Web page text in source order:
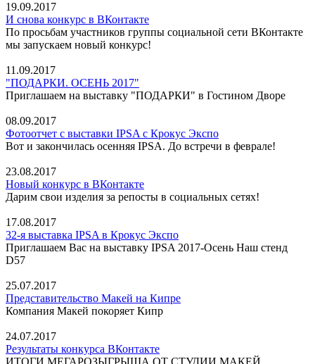
19.09.2017
И снова конкурс в ВКонтакте
По просьбам участников группы социальной сети ВКонтакте
мы запускаем новый конкурс!
11.09.2017
"ПОДАРКИ. ОСЕНЬ 2017"
Приглашаем на выставку "ПОДАРКИ" в Гостином Дворе
08.09.2017
Фотоотчет с выставки IPSA с Крокус Экспо
Вот и закончилась осенняя IPSA. До встречи в феврале!
23.08.2017
Новый конкурс в ВКонтакте
Дарим свои изделия за репосты в социальных сетях!
17.08.2017
32-я выставка IPSA в Крокус Экспо
Приглашаем Вас на выставку IPSA 2017-Осень Наш стенд
D57
25.07.2017
Представительство Макей на Кипре
Компания Макей покоряет Кипр
24.07.2017
Результаты конкурса ВКонтакте
ИТОГИ МЕГАРОЗЫГРЫША ОТ СТУДИИ МАКЕЙ